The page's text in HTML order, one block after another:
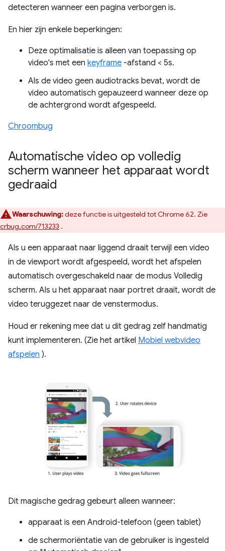
detecteren wanneer een pagina verborgen is.
En hier zijn enkele beperkingen:
Deze optimalisatie is alleen van toepassing op
video's met een keyframe -afstand < 5s.
Als de video geen audiotracks bevat, wordt de
video automatisch gepauzeerd wanneer deze op
de achtergrond wordt afgespeeld.
Chroombug
Automatische video op volledig
scherm wanneer het apparaat wordt
gedraaid
Waarschuwing:deze functie is uitgesteld tot Chrome 62. Zie
crbug.com/713233 .
Als u een apparaat naar liggend draait terwijl een video
in de viewport wordt afgespeeld, wordt het afspelen
automatisch overgeschakeld naar de modus Volledig
scherm. Als u het apparaat naar portret draait, wordt de
video teruggezet naar de venstermodus.
Houd er rekening mee dat u dit gedrag zelf handmatig
kunt implementeren. (Zie het artikel Mobiel webvideo
afspelen ).
Dit magische gedrag gebeurt alleen wanneer:
apparaat is een Android-telefoon (geen tablet)
de schermoriëntatie van de gebruiker is ingesteld